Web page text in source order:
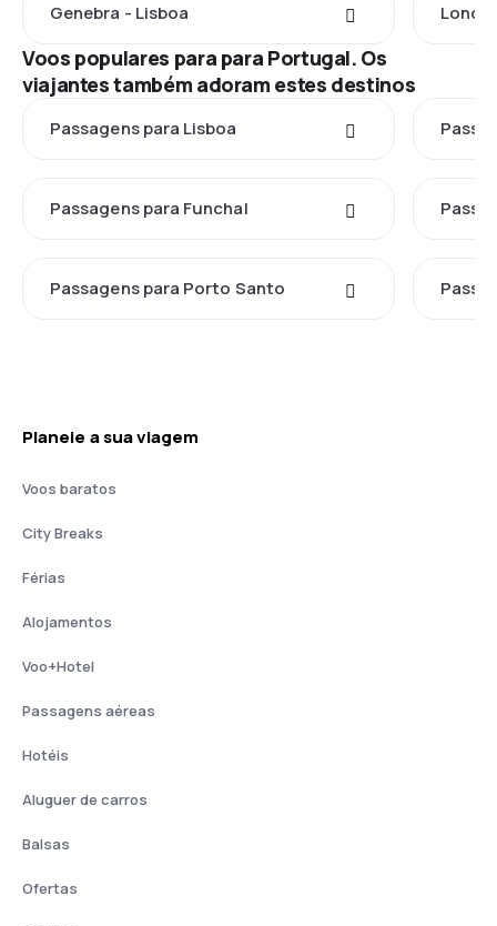
Genebra - Lisboa
Voos populares para para Portugal. Os
viajantes também adoram estes destinos
Passagens para Lisboa
Passagens para Funchal
Passagens para Porto Santo
Planeie a sua viagem
Voos baratos
City Breaks
Férias
Alojamentos
Voo+Hotel
Passagens aéreas
Hotéis
Aluguer de carros
Balsas
Ofertas